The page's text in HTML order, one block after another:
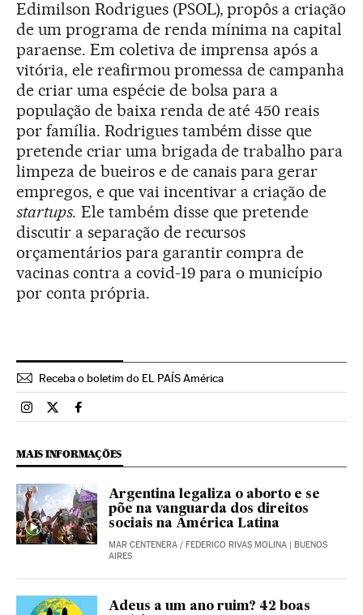
Edimilson Rodrigues (PSOL), propôs a criação
de um programa de renda mínima na capital
paraense. Em coletiva de imprensa após a
vitória, ele reafirmou promessa de campanha
de criar uma espécie de bolsa para a
população de baixa renda de até 450 reais
por família. Rodrigues também disse que
pretende criar uma brigada de trabalho para
limpeza de bueiros e de canais para gerar
empregos, e que vai incentivar a criação de
startups. Ele também disse que pretende
discutir a separação de recursos
orçamentários para garantir compra de
vacinas contra a covid-19 para o município
por conta própria.
Receba o boletim do EL PAÍS América
Brasil El País Brasil en Instagram
Brasil El País Brasil en Twitter
Brasil El País Brasil en Facebook
MAIS INFORMAÇÕES
Argentina legaliza o aborto e se
põe na vanguarda dos direitos
sociais na América Latina
MAR CENTENERA / FEDERICO RIVAS MOLINA | BUENOS
AIRES
Adeus a um ano ruim? 42 boas